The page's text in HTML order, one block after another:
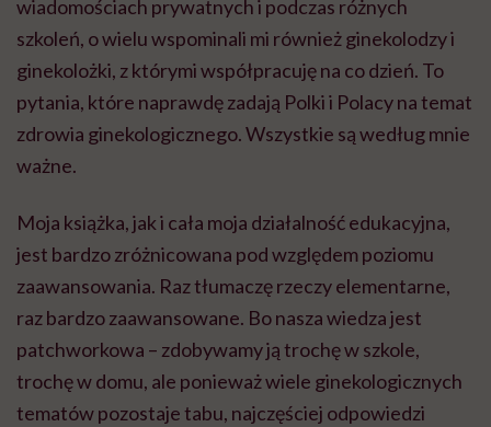
wiadomościach prywatnych i podczas różnych
szkoleń, o wielu wspominali mi również ginekolodzy i
ginekolożki, z którymi współpracuję na co dzień. To
pytania, które naprawdę zadają Polki i Polacy na temat
zdrowia ginekologicznego. Wszystkie są według mnie
ważne.
Moja książka, jak i cała moja działalność edukacyjna,
jest bardzo zróżnicowana pod względem poziomu
zaawansowania. Raz tłumaczę rzeczy elementarne,
raz bardzo zaawansowane. Bo nasza wiedza jest
patchworkowa – zdobywamy ją trochę w szkole,
trochę w domu, ale ponieważ wiele ginekologicznych
tematów pozostaje tabu, najczęściej odpowiedzi